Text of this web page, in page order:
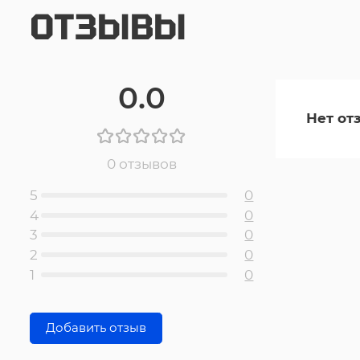
ОТЗЫВЫ
0.0
0 отзывов
5
0
4
0
3
0
2
0
1
0
Добавить отзыв
Нет